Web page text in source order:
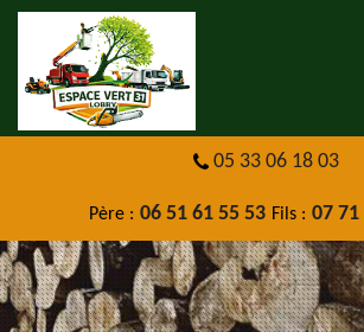
05 33 06 18 03
Père : 06 51 61 55 53 Fils : 07 71